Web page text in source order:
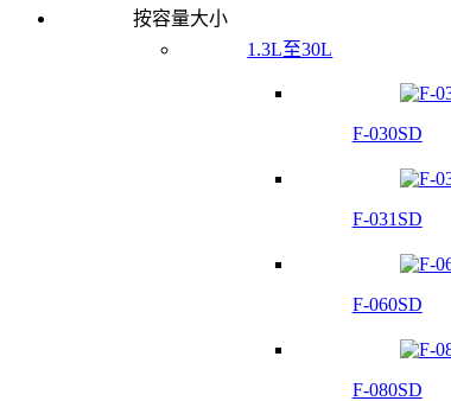
按容量大小
1.3L至30L
F-030SD
F-031SD
F-060SD
F-080SD